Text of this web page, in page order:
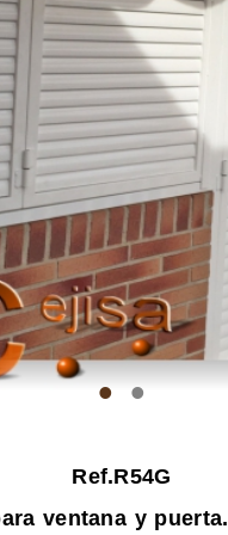
• •
Ref.R54G
ventana y puerta.